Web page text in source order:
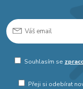
Souhlasím se
Přeji si odebírat